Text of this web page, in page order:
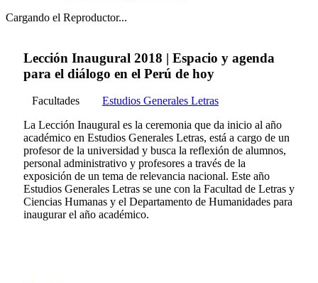
Cargando el Reproductor...
Lección Inaugural 2018 | Espacio y agenda
para el diálogo en el Perú de hoy
Facultades
Estudios Generales Letras
La Lección Inaugural es la ceremonia que da inicio al año
académico en Estudios Generales Letras, está a cargo de un
profesor de la universidad y busca la reflexión de alumnos,
personal administrativo y profesores a través de la
exposición de un tema de relevancia nacional. Este año
Estudios Generales Letras se une con la Facultad de Letras y
Ciencias Humanas y el Departamento de Humanidades para
inaugurar el año académico.